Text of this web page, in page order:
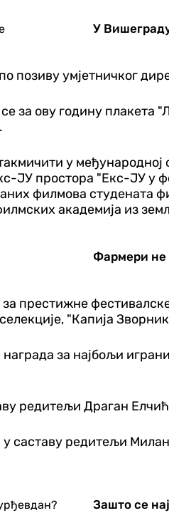
У
позиву умјетничког
за ову годину
у
ЈУ простора "Екс-ЈУ у
филмова студената
академија из
Фармери не
престижне
"Капија
за најбољи
редитељи Драган
саставу редитељи
Зашто се